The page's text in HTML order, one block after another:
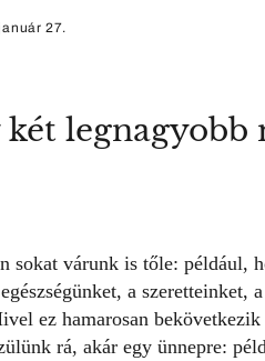
27.
sokat várunk is tőle: például,
a szeretteinket,
ez hamarosan
rá, akár egy ünnepre: